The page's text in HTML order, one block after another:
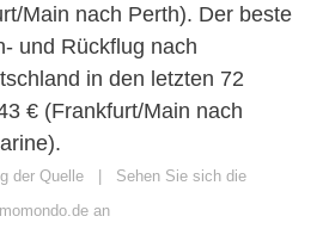
Main nach Perth). Der beste
und Rückflug nach
in den letzten 72
€ (Frankfurt/Main nach
der Quelle | Sehen Sie sich die
an